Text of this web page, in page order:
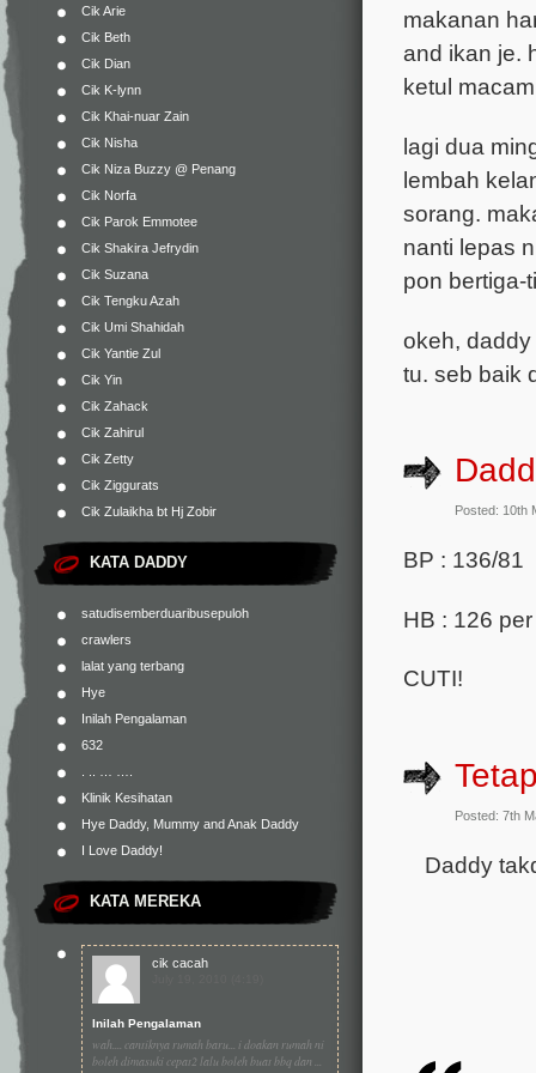
Cik Arie
Cik Beth
Cik Dian
Cik K-lynn
Cik Khai-nuar Zain
Cik Nisha
Cik Niza Buzzy @ Penang
Cik Norfa
Cik Parok Emmotee
Cik Shakira Jefrydin
Cik Suzana
Cik Tengku Azah
Cik Umi Shahidah
Cik Yantie Zul
Cik Yin
Cik Zahack
Cik Zahirul
Cik Zetty
Cik Ziggurats
Cik Zulaikha bt Hj Zobir
KATA DADDY
satudisemberduaribusepuloh
crawlers
lalat yang terbang
Hye
Inilah Pengalaman
632
Klinik Kesihatan
Hye Daddy, Mummy and Anak Daddy
I Love Daddy!
KATA MEREKA
cik cacah
Inilah Pengalaman
wah.... cantiknya rumah baru... i doakan rumah ni
boleh dimasuki cepat2 lalu boleh buat bbq dan ...
makanan
and ikan je.
ketul
lagi dua
lembah
sorang.
nanti lepas
pon bertiga-
okeh,
tu. seb baik
Posted: 10th
BP : 136/81
HB : 126
CUTI!
Posted: 7th
Daddy